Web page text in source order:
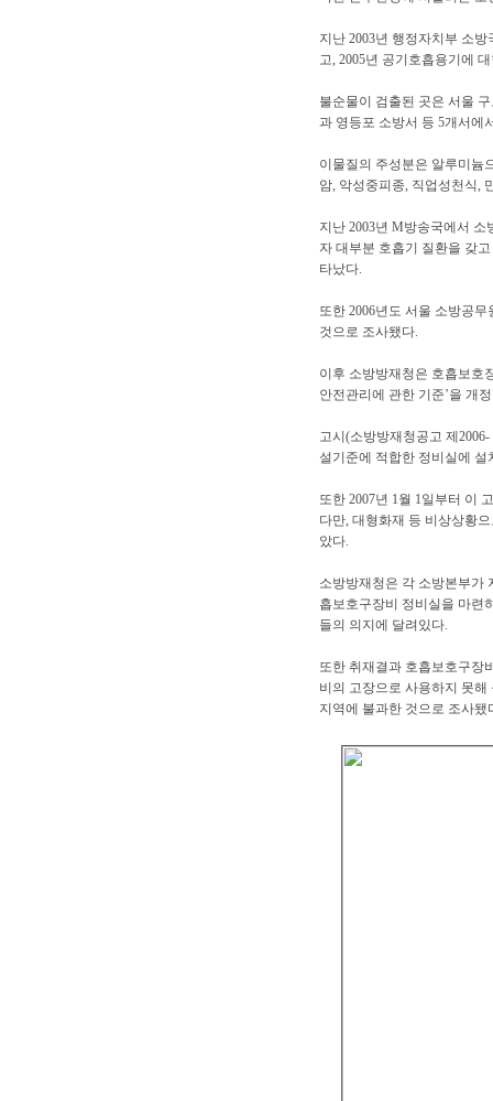
지난 2003년 행정자치부 소
고, 2005년 공기호흡용기에
불순물이 검출된 곳은 서울
과 영등포 소방서 등 5개서에
이물질의 주성분은 알루미늄
암, 악성중피종, 직업성천식,
지난 2003년 M방송국에서
자 대부분 호흡기 질환을 갖
타났다.
또한 2006년도 서울 소방공
것으로 조사됐다.
이후 소방방재청은 호흡보호
안전관리에 관한 기준’을 개
고시(소방방재청공고 제
설기준에 적합한 정비실에
또한 2007년 1월 1일부터 이
다만, 대형화재 등 비상상황
았다.
소방방재청은 각 소방본부가
흡보호구장비 정비실을 마련
들의 의지에 달려있다.
또한 취재결과 호흡보호구장
비의 고장으로 사용하지 못
지역에 불과한 것으로 조사됐